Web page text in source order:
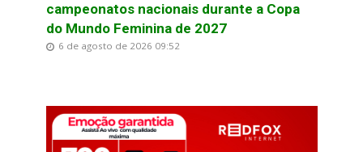
campeonatos nacionais durante a Copa
do Mundo Feminina de 2027
6 de agosto de 2026 09:52